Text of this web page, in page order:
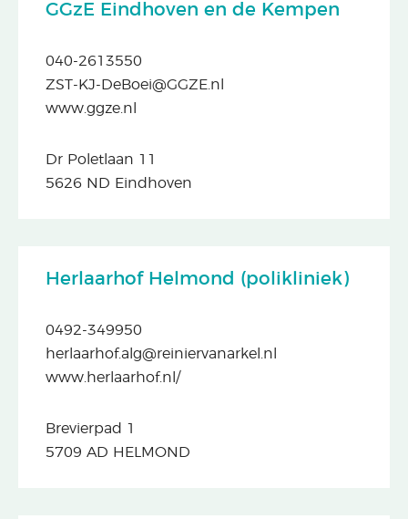
GGzE Eindhoven en de Kempen
040-2613550
ZST-KJ-DeBoei@GGZE.nl
www.ggze.nl
Dr Poletlaan 11
5626 ND Eindhoven
Herlaarhof Helmond (polikliniek)
0492-349950
herlaarhof.alg@reiniervanarkel.nl
www.herlaarhof.nl/
Brevierpad 1
5709 AD HELMOND